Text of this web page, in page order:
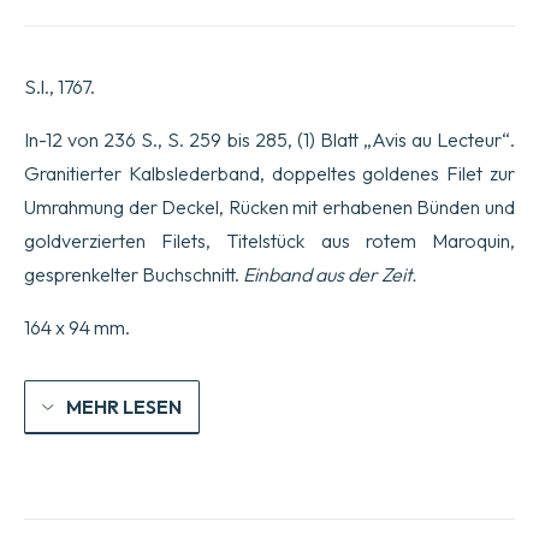
de
Brède,
divers
amis
d’Italie.
Menge
S.l., 1767.
In-12 von 236 S., S. 259 bis 285, (1) Blatt „Avis au Lecteur“.
Granitierter Kalbslederband, doppeltes goldenes Filet zur
Umrahmung der Deckel, Rücken mit erhabenen Bünden und
goldverzierten Filets, Titelstück aus rotem Maroquin,
gesprenkelter Buchschnitt. Einband aus der Zeit.
164 x 94 mm.
MEHR LESEN